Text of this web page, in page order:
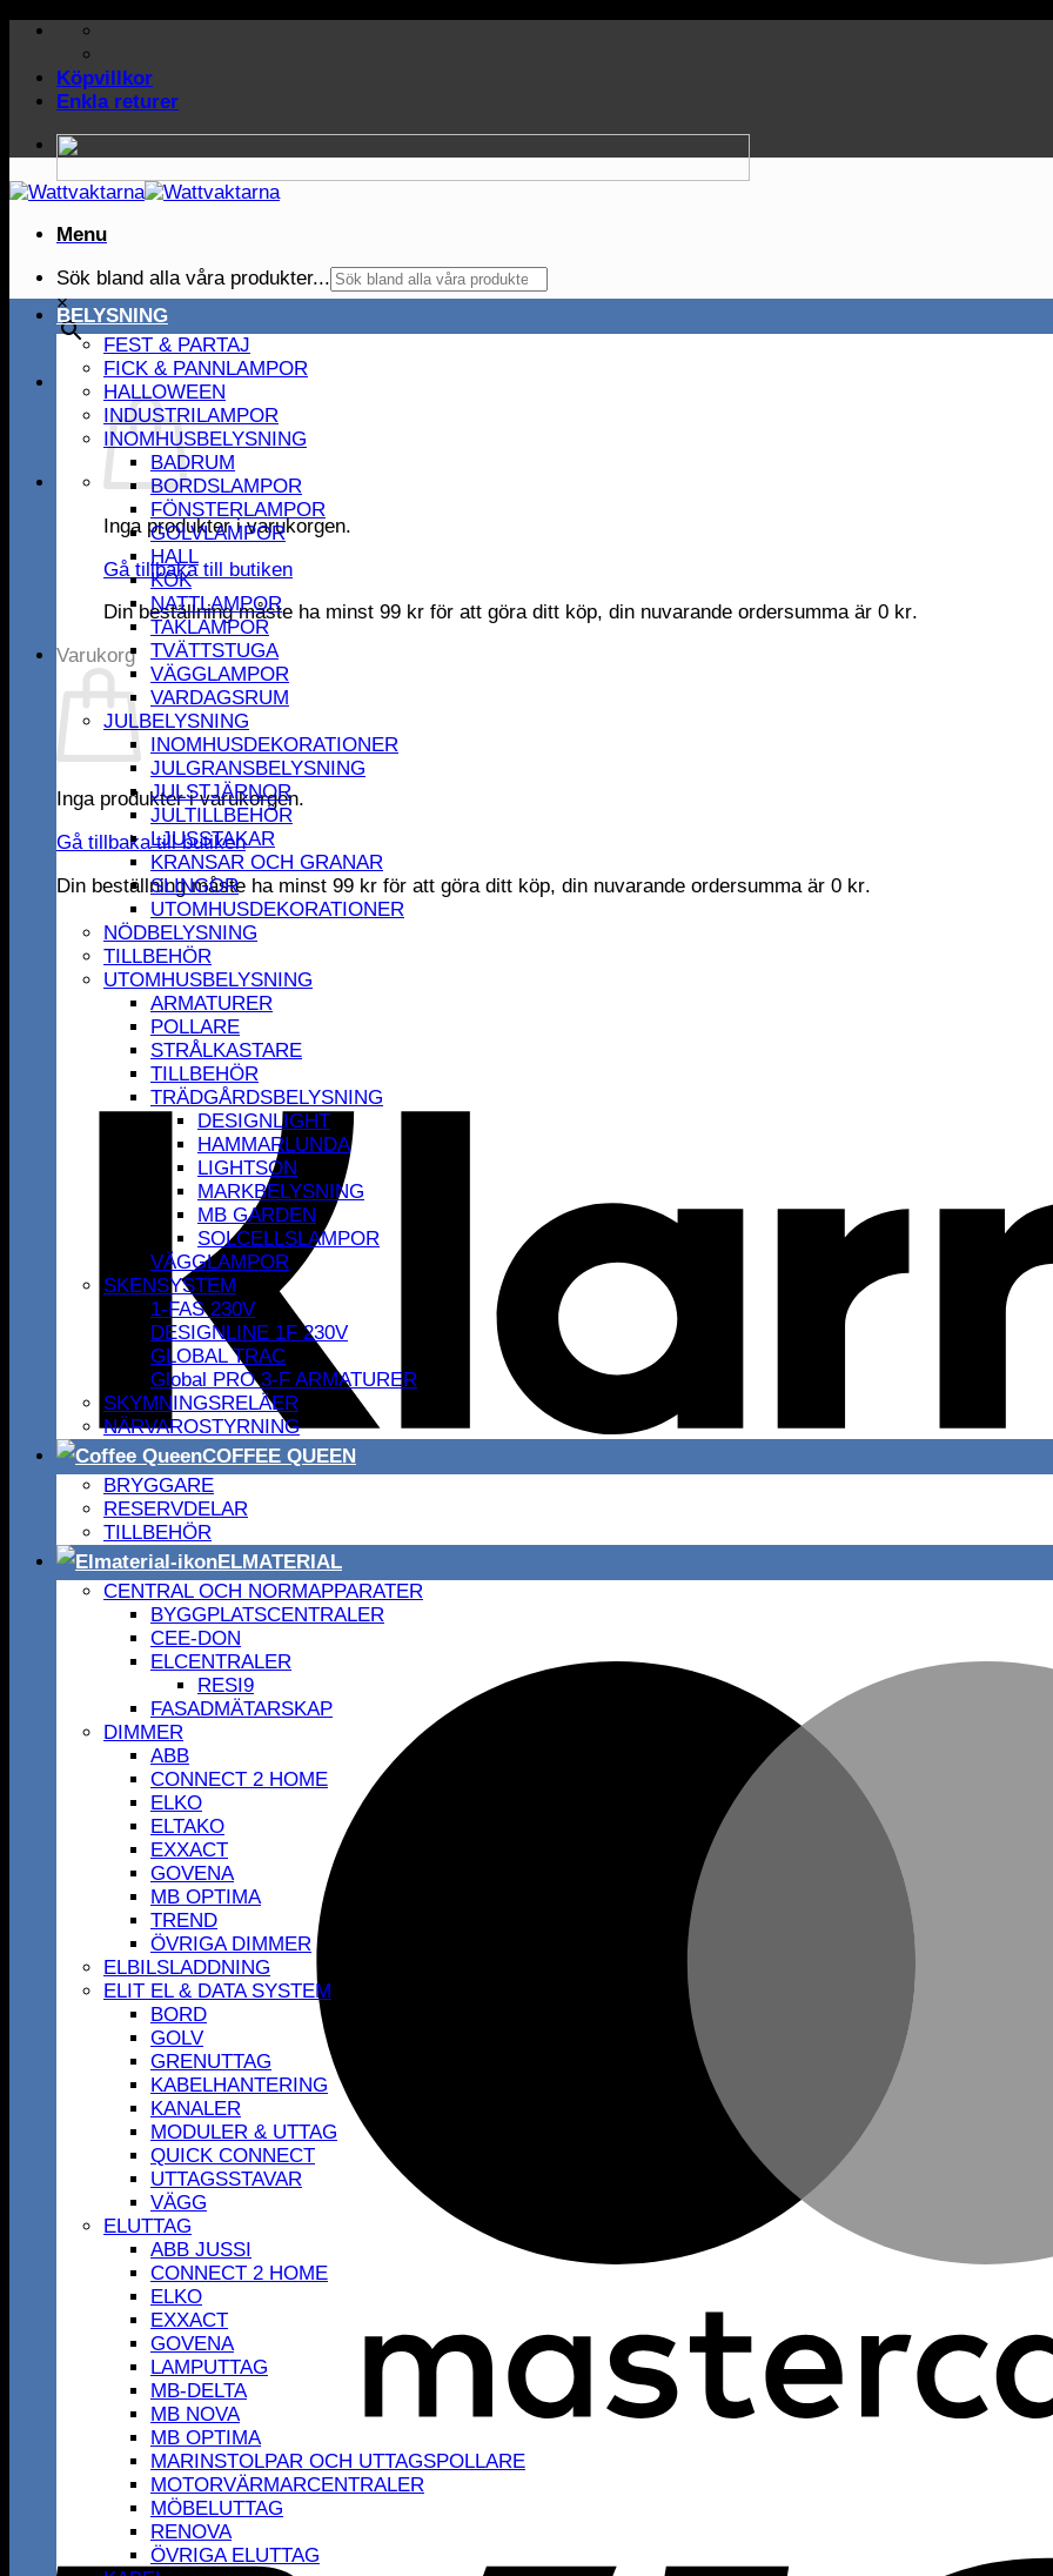
Skip
contentKöpvillkor
Enkla returer
Menu
Sök bland alla våra produkter...
×
Inga produkter i varukorgen.
Gå tillbaka till butiken
Din beställning måste ha minst 99 kr för att göra ditt köp, din nuvarande ordersumma är 0 kr.
Varukorg
Inga produkter i varukorgen.
Gå tillbaka till butiken
Din beställning måste ha minst 99 kr för att göra ditt köp, din nuvarande ordersumma är 0 kr.
BELYSNING
FEST & PARTAJ
FICK & PANNLAMPOR
HALLOWEEN
INDUSTRILAMPOR
INOMHUSBELYSNING
BADRUM
BORDSLAMPOR
FÖNSTERLAMPOR
GOLVLAMPOR
HALL
KÖK
NATTLAMPOR
TAKLAMPOR
TVÄTTSTUGA
VÄGGLAMPOR
VARDAGSRUM
JULBELYSNING
INOMHUSDEKORATIONER
JULGRANSBELYSNING
JULSTJÄRNOR
JULTILLBEHÖR
LJUSSTAKAR
KRANSAR OCH GRANAR
SLINGOR
UTOMHUSDEKORATIONER
NÖDBELYSNING
TILLBEHÖR
UTOMHUSBELYSNING
ARMATURER
POLLARE
STRÅLKASTARE
TILLBEHÖR
TRÄDGÅRDSBELYSNING
DESIGNLIGHT
HAMMARLUNDA
LIGHTSON
MARKBELYSNING
MB GARDEN
SOLCELLSLAMPOR
VÄGGLAMPOR
SKENSYSTEM
1-FAS 230V
DESIGNLINE 1F 230V
GLOBAL TRAC
Global PRO 3-F ARMATURER
SKYMNINGSRELÄER
NÄRVAROSTYRNING
COFFEE QUEEN
BRYGGARE
RESERVDELAR
TILLBEHÖR
ELMATERIAL
CENTRAL OCH NORMAPPARATER
BYGGPLATSCENTRALER
CEE-DON
ELCENTRALER
RESI9
FASADMÄTARSKAP
DIMMER
ABB
CONNECT 2 HOME
ELKO
ELTAKO
EXXACT
GOVENA
MB OPTIMA
TREND
ÖVRIGA DIMMER
ELBILSLADDNING
ELIT EL & DATA SYSTEM
BORD
GOLV
GRENUTTAG
KABELHANTERING
KANALER
MODULER & UTTAG
QUICK CONNECT
UTTAGSSTAVAR
VÄGG
ELUTTAG
ABB JUSSI
CONNECT 2 HOME
ELKO
EXXACT
GOVENA
LAMPUTTAG
MB-DELTA
MB NOVA
MB OPTIMA
MARINSTOLPAR OCH UTTAGSPOLLARE
MOTORVÄRMARCENTRALER
MÖBELUTTAG
RENOVA
ÖVRIGA ELUTTAG